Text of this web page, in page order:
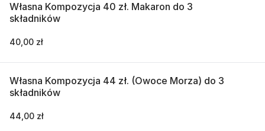
Własna Kompozycja 40 zł. Makaron do 3
składników
40,00 zł
Własna Kompozycja 44 zł. (Owoce Morza) do 3
składników
44,00 zł